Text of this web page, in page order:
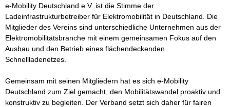
e-Mobility Deutschland e.V. ist die Stimme der
Ladeinfrastrukturbetreiber für Elektromobilität in Deutschland. Die
Mitglieder des Vereins sind unterschiedliche Unternehmen aus der
Elektromobilitätsbranche mit einem gemeinsamen Fokus auf den
Ausbau und den Betrieb eines flächendeckenden
Schnellladenetzes.
Gemeinsam mit seinen Mitgliedern hat es sich e-Mobility
Deutschland zum Ziel gemacht, den Mobilitätswandel proaktiv und
konstruktiv zu begleiten. Der Verband setzt sich daher für fairen